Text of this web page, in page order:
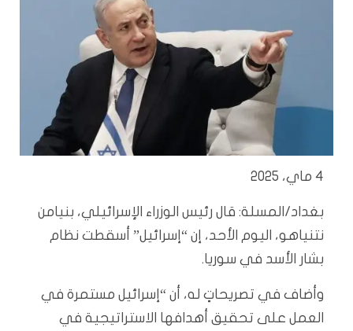
4 ماي، 2025
بغداد/المسلة: قال رئيس الوزراء الإسرائيلي، بنيامن
نتنياهو، اليوم الأحد، إن “إسرائيل” أسقطت نظام
بشار الأسد في سوريا.
وأضاف في تصريحاتٍ له، أن “إسرائيل مستمرة في
العمل على تحقيق أهدافها الاستراتيجية في